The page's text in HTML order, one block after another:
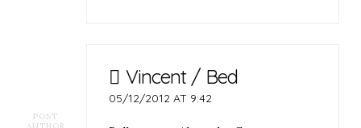
POST
Vincent / Bed
05/12/2012 AT 9:42